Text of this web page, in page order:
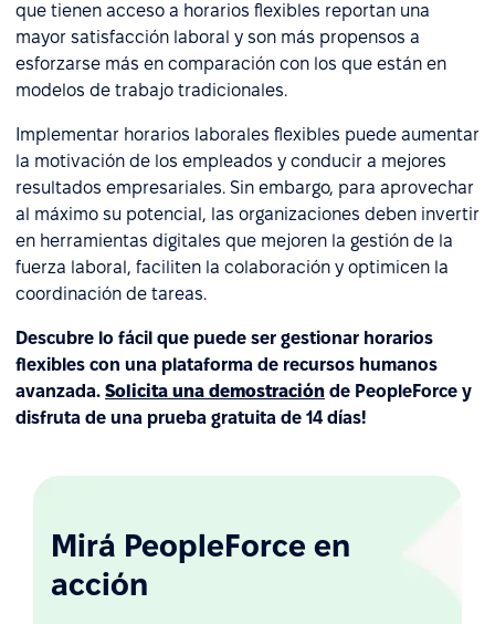
que tienen acceso a horarios flexibles reportan una
mayor satisfacción laboral y son más propensos a
esforzarse más en comparación con los que están en
modelos de trabajo tradicionales.
Implementar horarios laborales flexibles puede aumentar
la motivación de los empleados y conducir a mejores
resultados empresariales. Sin embargo, para aprovechar
al máximo su potencial, las organizaciones deben invertir
en herramientas digitales que mejoren la gestión de la
fuerza laboral, faciliten la colaboración y optimicen la
coordinación de tareas.
Descubre lo fácil que puede ser gestionar horarios
flexibles con una plataforma de recursos humanos
avanzada. Solicita una demostración de PeopleForce y
disfruta de una prueba gratuita de 14 días!
Mirá PeopleForce en
acción